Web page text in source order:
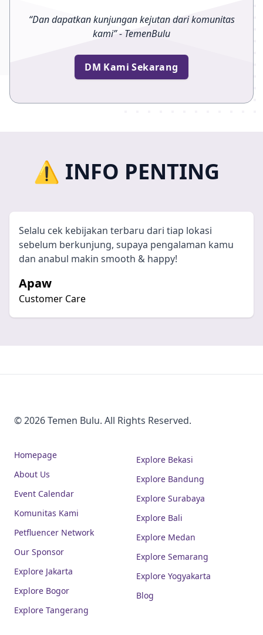
“Dan dapatkan kunjungan kejutan dari komunitas
kami”- TemenBulu
DM Kami Sekarang
⚠️ INFO PENTING
Selalu cek kebijakan terbaru dari tiap lokasi
sebelum berkunjung, supaya pengalaman kamu
dan anabul makin smooth & happy!
Apaw
Customer Care
© 2026 Temen Bulu. All Rights Reserved.
Homepage
About Us
Event Calendar
Komunitas Kami
Petfluencer Network
Our Sponsor
Explore Jakarta
Explore Bogor
Explore Tangerang
Explore Bekasi
Explore Bandung
Explore Surabaya
Explore Bali
Explore Medan
Explore Semarang
Explore Yogyakarta
Blog